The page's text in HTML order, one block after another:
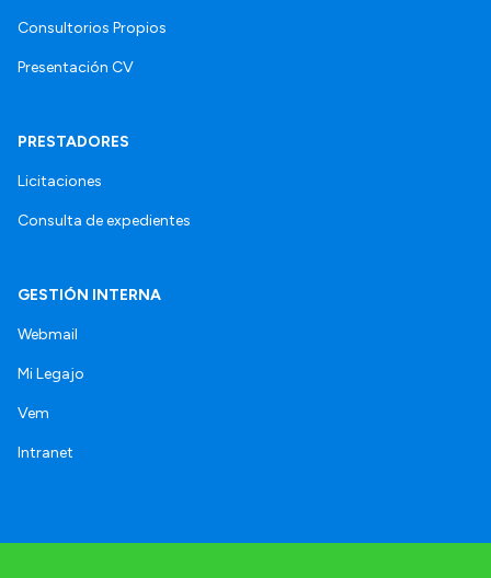
Consultorios Propios
Presentación CV
PRESTADORES
Licitaciones
Consulta de expedientes
GESTIÓN INTERNA
Webmail
Mi Legajo
Vem
Intranet